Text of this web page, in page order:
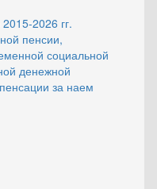
2026 гг.
пенсии,
социальной
денежной
за наем